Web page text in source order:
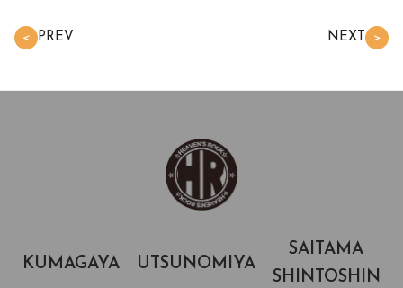
＜ PREV NEXT ＞
KUMAGAYA UTSUNOMIYA
SAITAMA
SHINTOSHIN